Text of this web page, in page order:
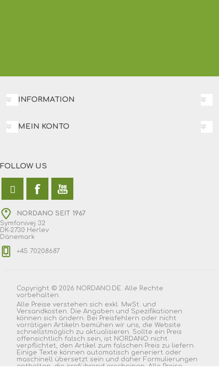
INFORMATION
MEIN KONTO
FOLLOW US
NORDANO SEIT 1967
Symfonivej 32
DK-2730 Herlev
Dänemark
+45 70208687
Copyright © 2026 NORDANO.DE. Alle Rechte
vorbehalten.
Alle Preise verstehen sich exkl. MwSt. und
Versandkosten. Die Angaben und Spezifikationen
können sich ändern. Bei Preisfehlern oder nicht
vorrätigen Artikeln bemühen wir uns, die Website
schnellstmöglich zu aktualisieren. Sollte ein Preis
offensichtlich falsch sein, ist NORDANO nicht
verpflichtet, den Artikel zum falschen Preis zu liefern.
Einige Texte können automatisch generiert oder
maschinell übersetzt sein und daher Formulierungen
enthalten, die irreführend erscheinen. Alle Preise